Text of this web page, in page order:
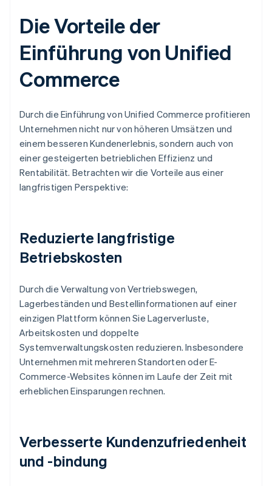
Die Vorteile der
Einführung von Unified
Commerce
Durch die Einführung von Unified Commerce profitieren
Unternehmen nicht nur von höheren Umsätzen und
einem besseren Kundenerlebnis, sondern auch von
einer gesteigerten betrieblichen Effizienz und
Rentabilität. Betrachten wir die Vorteile aus einer
langfristigen Perspektive:
Reduzierte langfristige
Betriebskosten
Durch die Verwaltung von Vertriebswegen,
Lagerbeständen und Bestellinformationen auf einer
einzigen Plattform können Sie Lagerverluste,
Arbeitskosten und doppelte
Systemverwaltungskosten reduzieren. Insbesondere
Unternehmen mit mehreren Standorten oder E-
Commerce-Websites können im Laufe der Zeit mit
erheblichen Einsparungen rechnen.
Verbesserte Kundenzufriedenheit
und -bindung